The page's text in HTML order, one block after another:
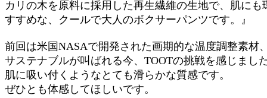
カリの木を原料に採用した再生繊維の生地で、肌に
すすめな、クールで大人のボクサーパンツです。』
前回は米国NASAで開発された画期的な温度調整素材
サステナブルが叫ばれる今、TOOTの挑戦を感じました
肌に吸い付くようなとても滑らかな質感です。
ぜひとも体感してほしいです。